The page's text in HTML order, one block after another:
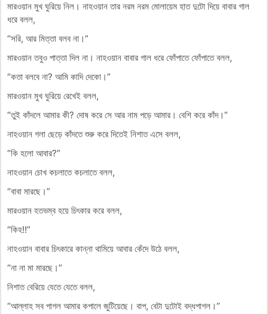
মারওয়ান মুখ ঘুরিয়ে নিল। নাহওয়ান তার নরম নরম মোলায়েম হাত দুটো দিয়ে বাবার গাল
ধরে বলল,
“সরি, আর মিত্তা বলব না।”
মারওয়ান তবুও পাত্তা দিল না। নাহওয়ান বাবার গাল ধরে ফোঁপাতে ফোঁপাতে বলল,
“কতা বলবে না? আমি কাদি দেকো।”
মারওয়ান মুখ ঘুরিয়ে রেখেই বলল,
“তুই কাঁদলে আমার কী? দোষ করে সে আর নাম পড়ে আমার। বেশি করে কাঁদ।”
নাহওয়ান গলা ছেড়ে কাঁদতে শুরু করে দিতেই নিশাত এসে বলল,
“কি হলো আবার?”
নাহওয়ান চোখ কচলাতে কচলাতে বলল,
“বাবা মারছে।”
মারওয়ান হতভম্ব হয়ে চিৎকার করে বলল,
“কিহ!!”
নাহওয়ান বাবার চিৎকারে কান্না থামিয়ে আবার কেঁদে উঠে বলল,
“না না মা মারছে।”
নিশাত বেরিয়ে যেতে যেতে বলল,
“আল্লাহ সব পাগল আমার কপালে জুটিয়েছে। বাপ, বেটা দুটোই বদ্ধপাগল।”